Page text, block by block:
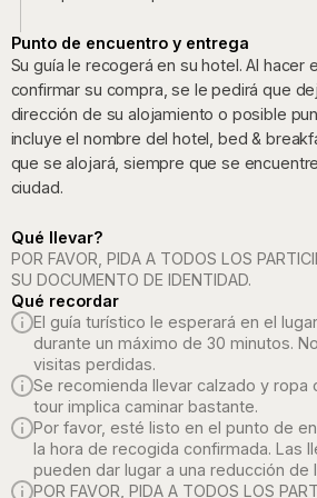
Punto de encuentro y entrega
Su guía le recogerá en su hotel. Al hacer
confirmar su compra, se le pedirá que
dirección de su alojamiento o posible
incluye el nombre del hotel, bed &
que se alojará, siempre que se
ciudad.
Qué llevar?
POR FAVOR, PIDA A TODOS LOS
SU DOCUMENTO DE IDENTIDAD.
Qué recordar
El guía turístico le esperará en el
durante un máximo de 30 minutos.
visitas perdidas.
Se recomienda llevar calzado y
tour implica caminar bastante.
Por favor, esté listo en el punto de
la hora de recogida confirmada. Las
pueden dar lugar a una reducción de
POR FAVOR, PIDA A TODOS LOS